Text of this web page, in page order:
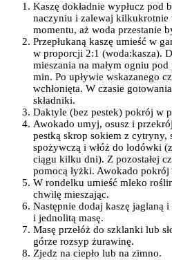
Kaszę dokładnie wypłucz pod
naczyniu i zalewaj kilkukrotnie
momentu, aż woda przestanie
Przepłukaną kaszę umieść w
w proporcji 2:1 (woda:kasza).
mieszania na małym ogniu
min. Po upływie wskazanego
wchłonięta. W czasie
składniki.
Daktyle (bez pestek) pokrój w
Awokado umyj, osusz i
pestką skrop sokiem z cytryny,
spożywczą i włóż do lodówki
ciągu kilku dni). Z pozostałej
pomocą łyżki. Awokado pokrój
W rondelku umieść mleko
chwilę mieszając.
Następnie dodaj kaszę jaglaną
i jednolitą masę.
Masę przełóż do szklanki lub
górze rozsyp żurawinę.
Zjedz na ciepło lub na zimno.